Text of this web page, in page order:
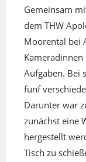
Gemeinsam
dem THW
Moorental bei
Aufgaben. Bei
fünf
Darunter war
zunächst eine
hergestellt
Tisch zu